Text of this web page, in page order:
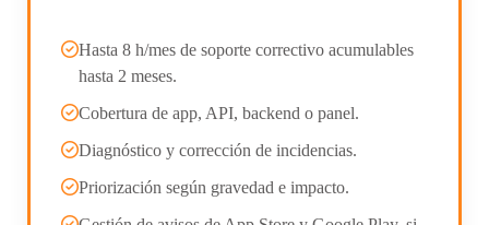
Hasta 8 h/mes de soporte correctivo acumulables
hasta 2 meses.
Cobertura de app, API, backend o panel.
Diagnóstico y corrección de incidencias.
Priorización según gravedad e impacto.